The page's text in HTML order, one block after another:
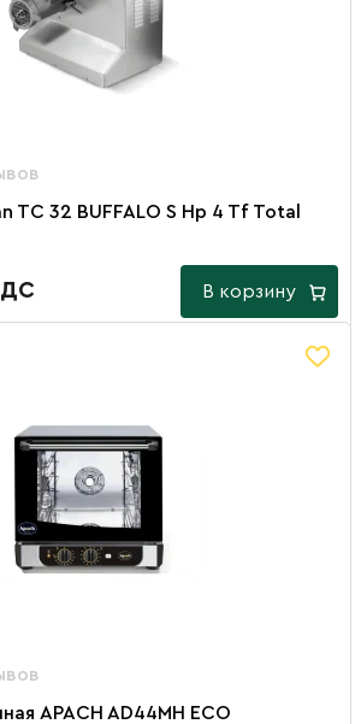
TC 32 BUFFALO S Hp 4 Tf Total
В корзину
APACH AD44MH ECO